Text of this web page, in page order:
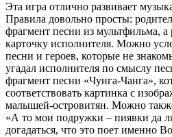
Эта игра отлично развивает
Правила довольно просты:
фрагмент песни из мультфильма,
карточку исполнителя. Можно
песни и героев, которые не
угадал исполнителя по смыслу
фрагмент песни «Чунга-Чанга»,
соответствовать картинка с
малышей-островитян. Можно
«А то мои подружки – пиявки да
догадаться, что это поет именно